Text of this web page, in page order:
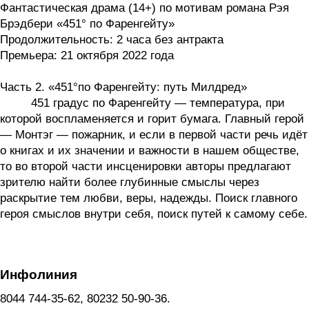
Фантастическая драма (14+) по мотивам романа Рэя
Брэдбери «451° по Фаренгейту»
Продолжительность: 2 часа без антракта
Премьера: 21 октября 2022 года
Часть 2. «451°по Фаренгейту: путь Милдред»
451 градус по Фаренгейту — температура, при
которой воспламеняется и горит бумага. Главный герой
— Монтэг — пожарник, и если в первой части речь идёт
о книгах и их значении и важности в нашем обществе,
то во второй части инсценировки авторы предлагают
зрителю найти более глубинные смыслы через
раскрытие тем любви, веры, надежды. Поиск главного
героя смыслов внутри себя, поиск путей к самому себе.
Инфолиния
8044 744-35-62, 80232 50-90-36.